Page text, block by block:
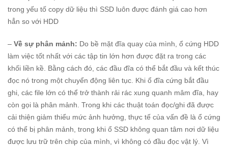
trong yếu tố copy dữ liệu thì SSD luôn được đánh giá cao hơn
hẳn so với HDD
– Về sự phân mảnh: Do bề mặt đĩa quay của mình, ổ cứng HDD
làm việc tốt nhất với các tập tin lớn hơn được đặt ra trong các
khối liền kề. Bằng cách đó, các đầu đĩa có thể bắt đầu và kết thúc
đọc nó trong một chuyển động liên tục. Khi ổ đĩa cứng bắt đầu
ghi, các file lớn có thể trở thành rải rác xung quanh mâm đĩa, hay
còn gọi là phân mảnh. Trong khi các thuật toán đọc/ghi đã được
cải thiện giảm thiểu mức ảnh hưởng, thực tế của vấn đề là ổ cứng
có thể bị phân mảnh, trong khi ổ SSD không quan tâm nơi dữ liệu
được lưu trữ trên chip của mình, vì không có đầu đọc vật lý. Vì